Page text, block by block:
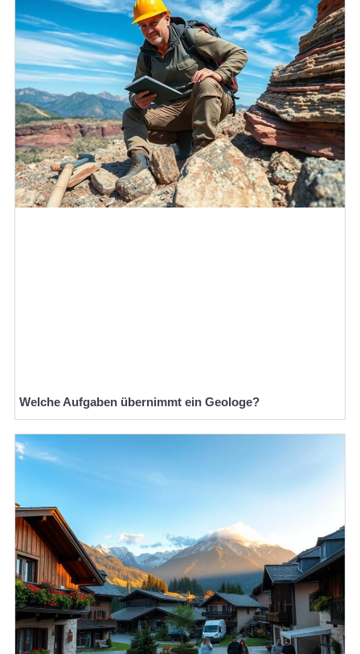
Welche Aufgaben übernimmt ein Geologe?